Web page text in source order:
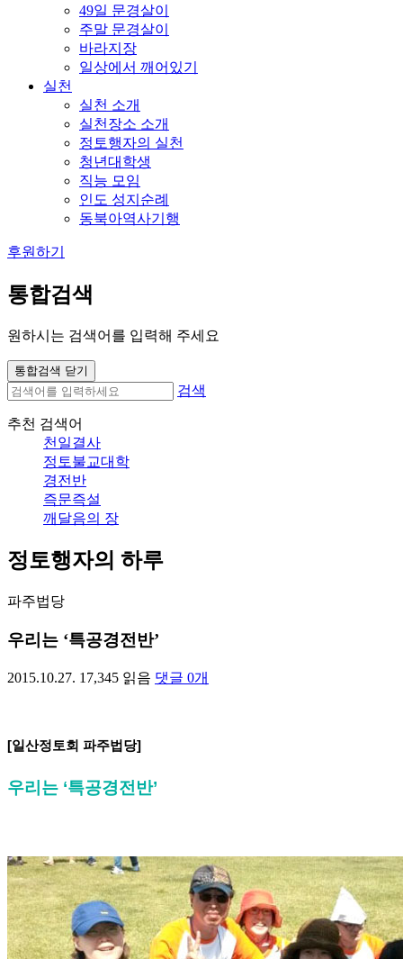
49일 문경살이
주말 문경살이
바라지장
일상에서 깨어있기
실천
실천 소개
실천장소 소개
정토행자의 실천
청년대학생
직능 모임
인도 성지순례
동북아역사기행
후원하기
통합검색
원하시는 검색어를 입력해 주세요
통합검색 닫기
검색
추천 검색어
천일결사
정토불교대학
경전반
즉문즉설
깨달음의 장
정토행자의 하루
파주법당
우리는 ‘특공경전반’
2015.10.27. 17,345 읽음 댓글 0개
[일산정토회 파주법당]
우리는 ‘특공경전반’